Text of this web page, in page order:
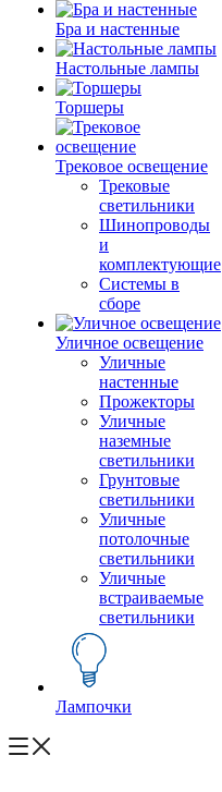
Бра и настенные
Настольные лампы
Торшеры
Трековое освещение
Трековые
светильники
Шинопроводы
и
комплектующие
Системы в
сборе
Уличное освещение
Уличные
настенные
Прожекторы
Уличные
наземные
светильники
Грунтовые
светильники
Уличные
потолочные
светильники
Уличные
встраиваемые
светильники
Лампочки